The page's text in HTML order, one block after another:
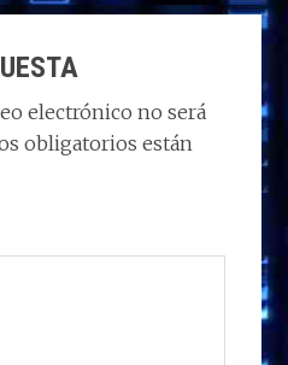
e
dI
n
s
A
p
p
g
m
p
ti
r
electrónico no será
obligatorios están